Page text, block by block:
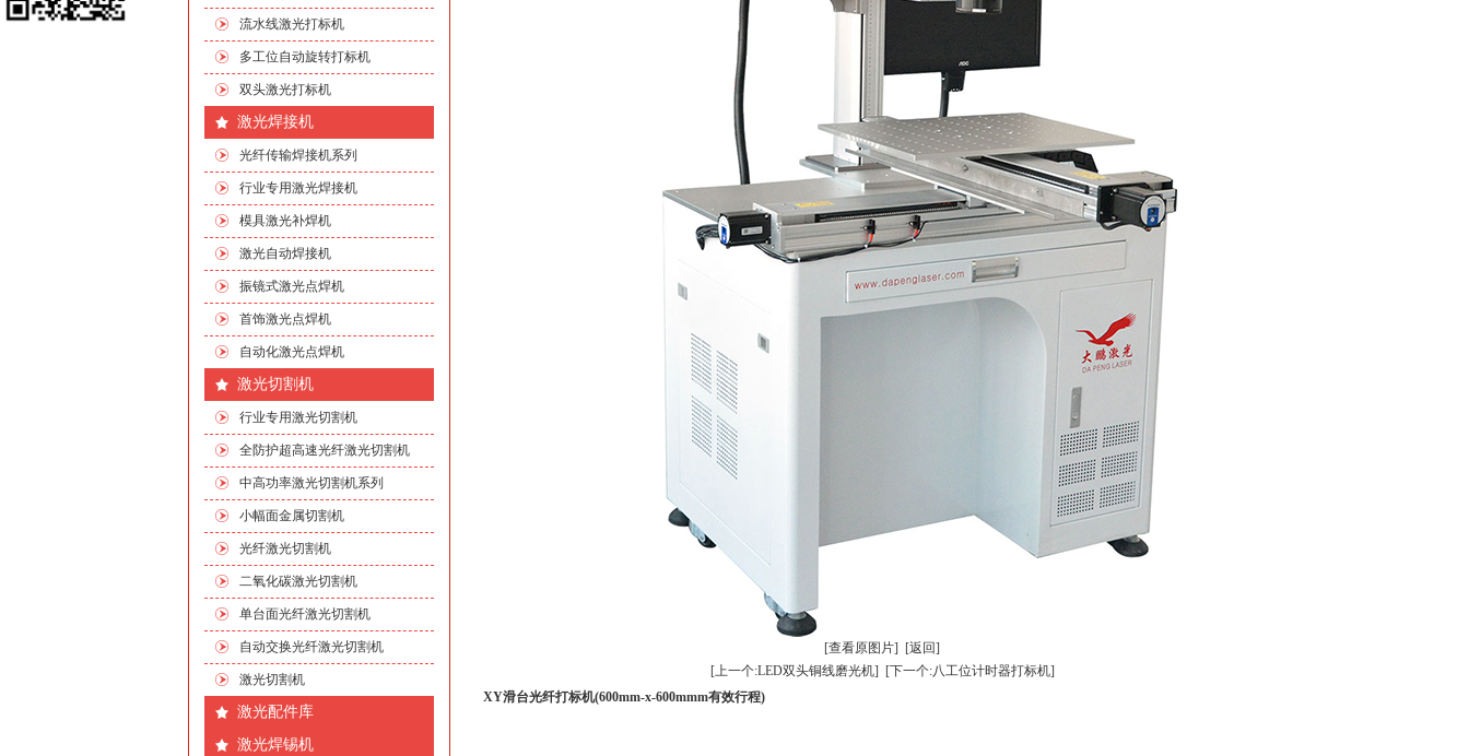
2
流水线激光打标机
多工位自动旋转打标机
双头激光打标机
激光焊接机
光纤传输焊接机系列
行业专用激光焊接机
模具激光补焊机
激光自动焊接机
振镜式激光点焊机
首饰激光点焊机
自动化激光点焊机
激光切割机
行业专用激光切割机
全防护超高速光纤激光切割机
中高功率激光切割机系列
小幅面金属切割机
光纤激光切割机
二氧化碳激光切割机
单台面光纤激光切割机
自动交换光纤激光切割机
激光切割机
激光配件库
激光焊锡机
[查看原图片] [返回]
[上一个:LED双头铜线磨光机] [下一个:八工位计时器打标机]
XY滑台光纤打标机(600mm-x-600mmm有效行程)